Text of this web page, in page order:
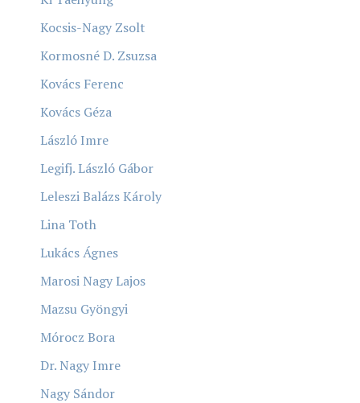
Kocsis-Nagy Zsolt
Kormosné D. Zsuzsa
Kovács Ferenc
Kovács Géza
László Imre
Legifj. László Gábor
Leleszi Balázs Károly
Lina Toth
Lukács Ágnes
Marosi Nagy Lajos
Mazsu Gyöngyi
Mórocz Bora
Dr. Nagy Imre
Nagy Sándor